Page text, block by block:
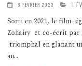
8 FÉVRIER 2023
Sorti en 2021, le film
Zohairy et co-écrit par
triomphal en glanant
au...